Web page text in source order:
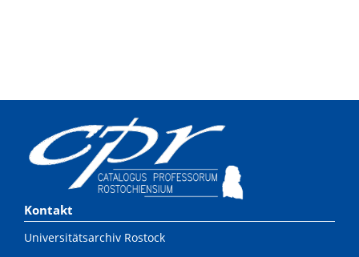
Kontakt
Universitätsarchiv Rostock